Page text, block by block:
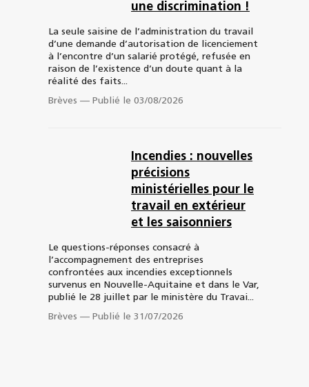
une discrimination !
La seule saisine de l’administration du travail
d’une demande d’autorisation de licenciement
à l’encontre d’un salarié protégé, refusée en
raison de l’existence d’un doute quant à la
réalité des faits...
Brèves — Publié le 03/08/2026
Incendies : nouvelles
précisions
ministérielles pour le
travail en extérieur
et les saisonniers
Le questions-réponses consacré à
l’accompagnement des entreprises
confrontées aux incendies exceptionnels
survenus en Nouvelle-Aquitaine et dans le Var,
publié le 28 juillet par le ministère du Travai...
Brèves — Publié le 31/07/2026